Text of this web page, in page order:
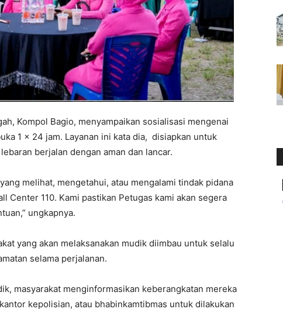
Kompol Bagio, menyampaikan sosialisasi mengenai
1 x 24 jam. Layanan ini kata dia, disiapkan untuk
berjalan dengan aman dan lancar.
melihat, mengetahui, atau mengalami tindak pidana
Center 110. Kami pastikan Petugas kami akan segera
ungkapnya.
yang akan melaksanakan mudik diimbau untuk selalu
selama perjalanan.
masyarakat menginformasikan keberangkatan mereka
kepolisian, atau bhabinkamtibmas untuk dilakukan